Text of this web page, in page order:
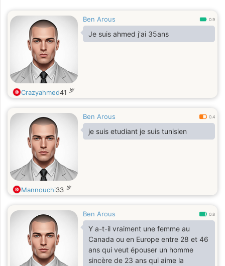
Ben Arous 0.9
Je suis ahmed j'ai 35ans
Crazyahmed41 岁
Ben Arous 0.4
je suis etudiant je suis tunisien
Mannouchi33 岁
Ben Arous 0.8
Y a-t-il vraiment une femme au
Canada ou en Europe entre 28 et 46
ans qui veut épouser un homme
sincère de 23 ans qui aime la